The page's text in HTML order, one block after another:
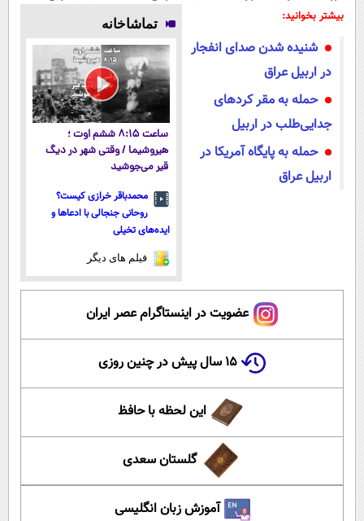
(دوره کاملا
پولسازی)
ثبت‌‌نام رایگان
میلیاردر شد.
آموزش رایگان
پرداخت قسطی
بیشتر بخوانید:
شنیده شدن صدای انفجار
در اربیل عراق
حمله به مقر کردهای
جدایی‌طلب در اربیل
حمله به پایگاه آمریکا در
اربیل عراق
تماشاخانه
ساعت ۸:۱۵ ششم اوت ؛
هیروشیما / وقتی شهر در دیگ
قیر می‌جوشید
محمدباقر خرازی کیست؟
روحانی جنجالی با ادعاها و
ایده‌های تخیلی
فیلم های دیگر
عضویت در اینستاگرام عصر ایران
۱۵ سال پیش در چنین روزی
این لحظه با حافظ
گلستان سعدی
آموزش زبان انگلیسی